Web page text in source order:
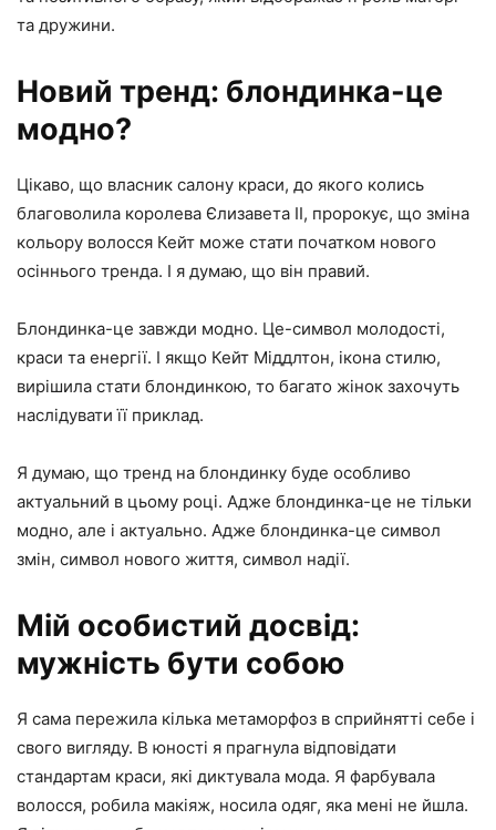
та дружини.
Новий тренд: блондинка-це
модно?
Цікаво, що власник салону краси, до якого колись
благоволила королева Єлизавета II, пророкує, що зміна
кольору волосся Кейт може стати початком нового
осіннього тренда. І я думаю, що він правий.
Блондинка-це завжди модно. Це-символ молодості,
краси та енергії. І якщо Кейт Міддлтон, ікона стилю,
вирішила стати блондинкою, то багато жінок захочуть
наслідувати її приклад.
Я думаю, що тренд на блондинку буде особливо
актуальний в цьому році. Адже блондинка-це не тільки
модно, але і актуально. Адже блондинка-це символ
змін, символ нового життя, символ надії.
Мій особистий досвід:
мужність бути собою
Я сама пережила кілька метаморфоз в сприйнятті себе і
свого вигляду. В юності я прагнула відповідати
стандартам краси, які диктувала мода. Я фарбувала
волосся, робила макіяж, носила одяг, яка мені не йшла.